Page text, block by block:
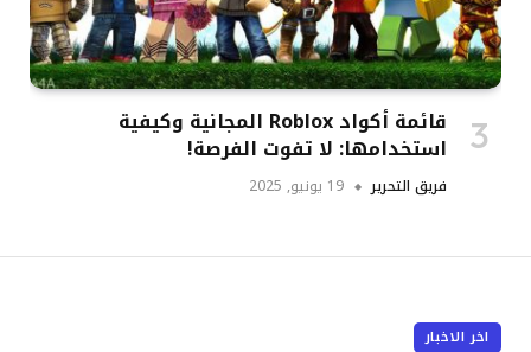
قائمة أكواد Roblox المجانية وكيفية
استخدامها: لا تفوت الفرصة!
فريق التحرير 19 يونيو, 2025
اخر الاخبار